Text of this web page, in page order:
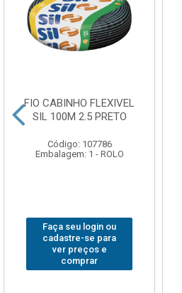
FIO CABINHO FLEXIVEL
SIL 100M 2.5 PRETO
Código: 107786
Embalagem: 1 - ROLO
Faça seu login ou
cadastre-se para
ver preços e
comprar